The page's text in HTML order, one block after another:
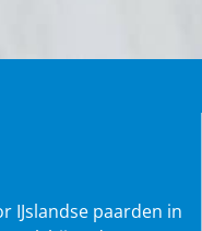
IJslandse paarden in